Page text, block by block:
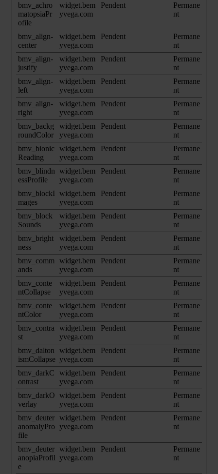
bmv_achro
matopsiaPr
ofile
widget.bem
yvega.com
Pendent
Permane
nt
bmv_align-
center
widget.bem
yvega.com
Pendent
Permane
nt
bmv_align-
justify
widget.bem
yvega.com
Pendent
Permane
nt
bmv_align-
left
widget.bem
yvega.com
Pendent
Permane
nt
bmv_align-
right
widget.bem
yvega.com
Pendent
Permane
nt
bmv_backg
roundColor
widget.bem
yvega.com
Pendent
Permane
nt
bmv_bionic
Reading
widget.bem
yvega.com
Pendent
Permane
nt
bmv_blindn
essProfile
widget.bem
yvega.com
Pendent
Permane
nt
bmv_blockI
mages
widget.bem
yvega.com
Pendent
Permane
nt
bmv_block
Sounds
widget.bem
yvega.com
Pendent
Permane
nt
bmv_bright
ness
widget.bem
yvega.com
Pendent
Permane
nt
bmv_comm
ands
widget.bem
yvega.com
Pendent
Permane
nt
bmv_conte
ntCollapse
widget.bem
yvega.com
Pendent
Permane
nt
bmv_conte
ntColor
widget.bem
yvega.com
Pendent
Permane
nt
bmv_contra
st
widget.bem
yvega.com
Pendent
Permane
nt
bmv_dalton
ismCollapse
widget.bem
yvega.com
Pendent
Permane
nt
bmv_darkC
ontrast
widget.bem
yvega.com
Pendent
Permane
nt
bmv_darkO
verlay
widget.bem
yvega.com
Pendent
Permane
nt
bmv_deuter
anomalyPro
file
widget.bem
yvega.com
Pendent
Permane
nt
bmv_deuter
anopiaProfil
e
widget.bem
yvega.com
Pendent
Permane
nt